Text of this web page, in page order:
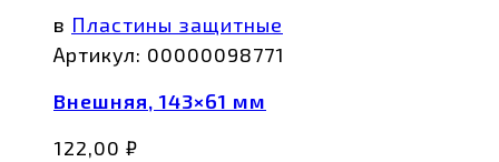
в Пластины защитные
Артикул: 00000098771
Внешняя, 143×61 мм
122,00 ₽